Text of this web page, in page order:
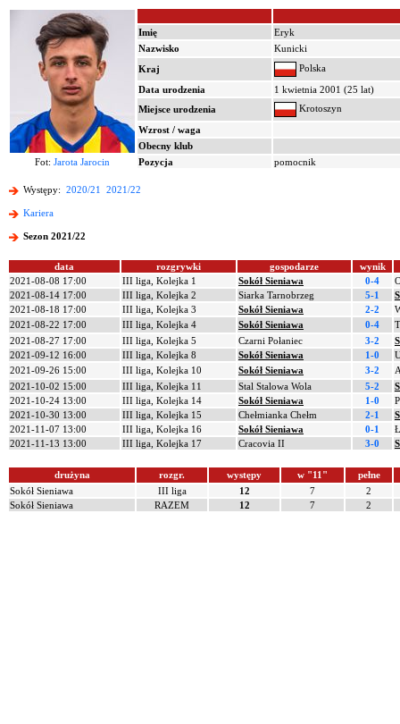
Imię
Eryk
Nazwisko
Kunicki
Kraj
Polska
Data urodzenia
1 kwietnia 2001 (25 lat)
Miejsce urodzenia
Krotoszyn
Wzrost / waga
Obecny klub
Fot: Jarota Jarocin Pozycja pomocnik
Występy: 2020/21 2021/22
Kariera
Sezon 2021/22
data rozgrywki gospodarze
wynik
2021-08-08 17:00
III liga, Kolejka 1 Sokół Sieniawa 0-4
2021-08-14 17:00
III liga, Kolejka 2 Siarka Tarnobrzeg 5-1
2021-08-18 17:00
III liga, Kolejka 3 Sokół Sieniawa 2-2
2021-08-22 17:00
III liga, Kolejka 4 Sokół Sieniawa 0-4
2021-08-27 17:00
III liga, Kolejka 5 Czarni Połaniec 3-2
2021-09-12 16:00
III liga, Kolejka 8 Sokół Sieniawa 1-0
2021-09-26 15:00
III liga, Kolejka 10 Sokół Sieniawa 3-2
2021-10-02 15:00
III liga, Kolejka 11 Stal Stalowa Wola 5-2
2021-10-24 13:00
III liga, Kolejka 14 Sokół Sieniawa 1-0
2021-10-30 13:00
III liga, Kolejka 15 Chełmianka Chełm 2-1
2021-11-07 13:00
III liga, Kolejka 16 Sokół Sieniawa 0-1
2021-11-13 13:00
III liga, Kolejka 17 Cracovia II 3-0
drużyna rozgr. występy w "11"
pełne
Sokół Sieniawa
III liga 12 7
2
Sokół Sieniawa
RAZEM 12 7 2